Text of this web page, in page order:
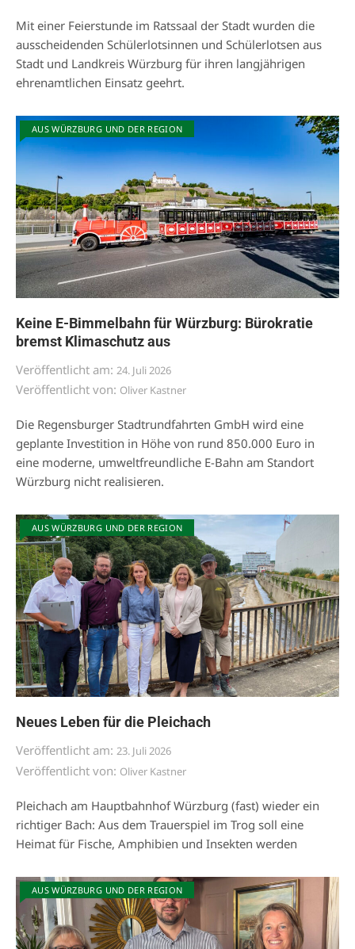
Mit einer Feierstunde im Ratssaal der Stadt wurden die
ausscheidenden Schülerlotsinnen und Schülerlotsen aus
Stadt und Landkreis Würzburg für ihren langjährigen
ehrenamtlichen Einsatz geehrt.
AUS WÜRZBURG UND DER REGION
Keine E-Bimmelbahn für Würzburg: Bürokratie
bremst Klimaschutz aus
Veröffentlicht am: 24. Juli 2026
Veröffentlicht von: Oliver Kastner
Die Regensburger Stadtrundfahrten GmbH wird eine
geplante Investition in Höhe von rund 850.000 Euro in
eine moderne, umweltfreundliche E-Bahn am Standort
Würzburg nicht realisieren.
AUS WÜRZBURG UND DER REGION
Neues Leben für die Pleichach
Veröffentlicht am: 23. Juli 2026
Veröffentlicht von: Oliver Kastner
Pleichach am Hauptbahnhof Würzburg (fast) wieder ein
richtiger Bach: Aus dem Trauerspiel im Trog soll eine
Heimat für Fische, Amphibien und Insekten werden
AUS WÜRZBURG UND DER REGION